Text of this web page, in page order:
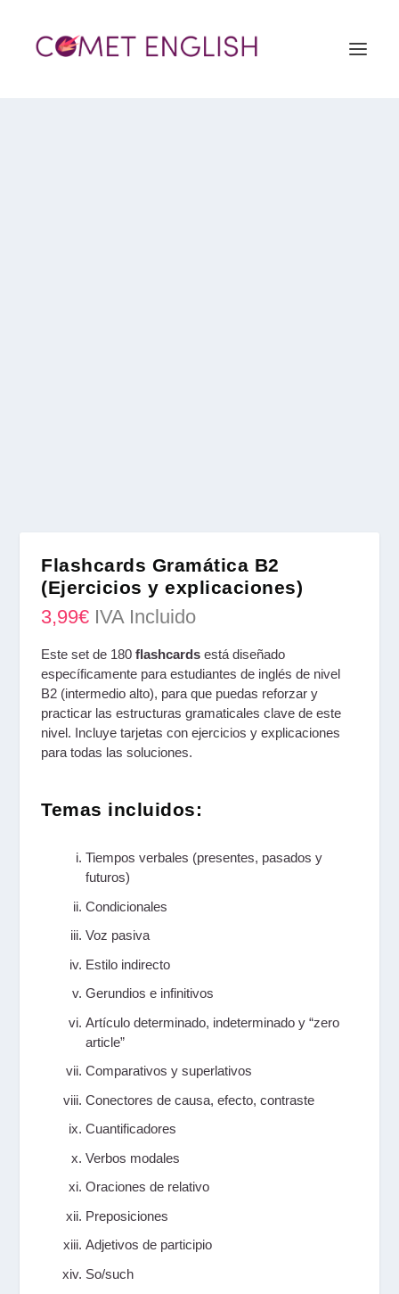
Flashcards Gramática B2
(Ejercicios y explicaciones)
3,99€ IVA Incluido
Este set de 180flashcards está diseñado
específicamente para estudiantes de inglés de nivel
B2 (intermedio alto), para que puedas reforzar y
practicar las estructuras gramaticales clave de este
nivel. Incluye tarjetas con ejercicios y explicaciones
para todas las soluciones.
Temas incluidos:
Tiempos verbales (presentes, pasados y
futuros)
Condicionales
Voz pasiva
Estilo indirecto
Gerundios e infinitivos
Artículo determinado, indeterminado y “zero
article”
Comparativos y superlativos
Conectores de causa, efecto, contraste
Cuantificadores
Verbos modales
Oraciones de relativo
Preposiciones
Adjetivos de participio
So/such